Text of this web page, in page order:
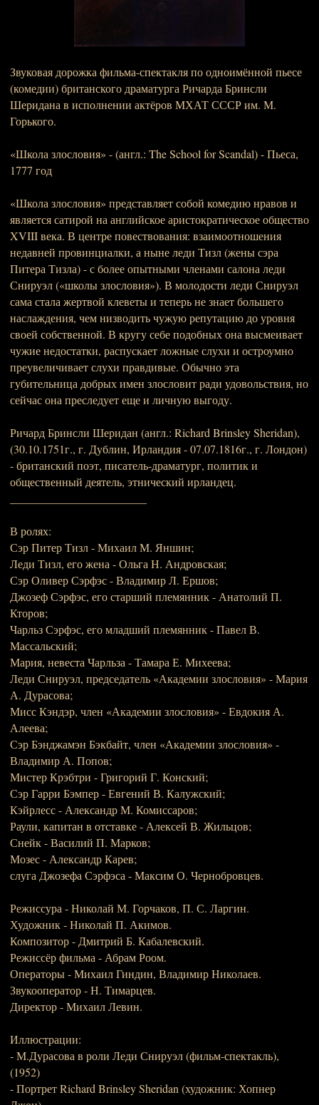
Звуковая дорожка фильма-спектакля по одноимённой пьесе
(комедии) британского драматурга Ричарда Бринсли
Шеридана в исполнении актёров МХАТ СССР им. М.
Горького.
«Школа злословия» - (англ.: The School for Scandal) - Пьеса,
1777 год
«Школа злословия» представляет собой комедию нравов и
является сатирой на английское аристократическое общество
XVIII века. В центре повествования: взаимоотношения
недавней провинциалки, а ныне леди Тизл (жены сэра
Питера Тизла) - с более опытными членами салона леди
Снируэл («школы злословия»). В молодости леди Снируэл
сама стала жертвой клеветы и теперь не знает большего
наслаждения, чем низводить чужую репутацию до уровня
своей собственной. В кругу себе подобных она высмеивает
чужие недостатки, распускает ложные слухи и остроумно
преувеличивает слухи правдивые. Обычно эта
губительница добрых имен злословит ради удовольствия, но
сейчас она преследует еще и личную выгоду.
Ричард Бринсли Шеридан (англ.: Richard Brinsley Sheridan),
(30.10.1751г., г. Дублин, Ирландия - 07.07.1816г., г. Лондон)
- британский поэт, писатель-драматург, политик и
общественный деятель, этнический ирландец.
В ролях:
Сэр Питер Тизл - Михаил М. Яншин;
Леди Тизл, его жена - Ольга Н. Андровская;
Сэр Оливер Сэрфэс - Владимир Л. Ершов;
Джозеф Сэрфэс, его старший племянник - Анатолий П.
Кторов;
Чарльз Сэрфэс, его младший племянник - Павел В.
Массальский;
Мария, невеста Чарльза - Тамара Е. Михеева;
Леди Снируэл, председатель «Академии злословия» - Мария
А. Дурасова;
Мисс Кэндэр, член «Академии злословия» - Евдокия А.
Алеева;
Сэр Бэнджамэн Бэкбайт, член «Академии злословия» -
Владимир А. Попов;
Мистер Крэбтри - Григорий Г. Конский;
Сэр Гарри Бэмпер - Евгений В. Калужский;
Кэйрлесс - Александр М. Комиссаров;
Раули, капитан в отставке - Алексей В. Жильцов;
Снейк - Василий П. Марков;
Мозес - Александр Карев;
слуга Джозефа Сэрфэса - Максим О. Чернобровцев.
Режиссура - Николай М. Горчаков, П. С. Ларгин.
Художник - Николай П. Акимов.
Композитор - Дмитрий Б. Кабалевский.
Режиссёр фильма - Абрам Роом.
Операторы - Михаил Гиндин, Владимир Николаев.
Звукооператор - Н. Тимарцев.
Директор - Михаил Левин.
Иллюстрации:
- М.Дурасова в роли Леди Снируэл (фильм-спектакль),
(1952)
- Портрет Richard Brinsley Sheridan (художник: Хопнер